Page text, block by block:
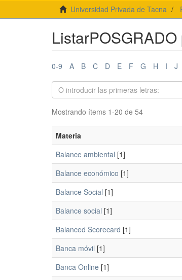
Universidad Privada de Tacna
0-9 A B C D E F G H I J
Mostrando ítems 1-20 de 54
Materia
Balance ambiental [1]
Balance económico [1]
Balance Social [1]
Balance social [1]
Balanced Scorecard [1]
Banca móvil [1]
Banca Online [1]